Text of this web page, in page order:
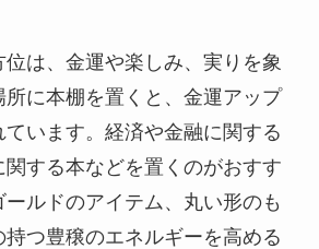
は、金運や楽しみ、実りを象
に本棚を置くと、金運アップ
います。経済や金融に関する
する本などを置くのがおすす
ルドのアイテム、丸い形のも
つ豊穣のエネルギーを高める